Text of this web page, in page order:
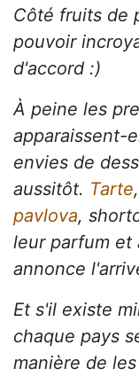
Côté fruits de
pouvoir
d'accord :)
À peine les
apparaissent-
envies de
aussitôt. Tarte
pavlova,
leur parfum et
annonce
Et s'il existe
chaque pays
manière de